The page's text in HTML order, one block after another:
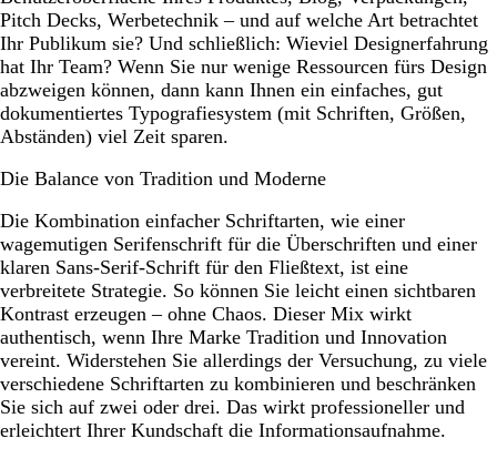
Pitch Decks, Werbetechnik – und auf welche Art betrachtet
Ihr Publikum sie? Und schließlich: Wieviel Designerfahrung
hat Ihr Team? Wenn Sie nur wenige Ressourcen fürs Design
abzweigen können, dann kann Ihnen ein einfaches, gut
dokumentiertes Typografiesystem (mit Schriften, Größen,
Abständen) viel Zeit sparen.
Die Balance von Tradition und Moderne
Die Kombination einfacher Schriftarten, wie einer
wagemutigen Serifenschrift für die Überschriften und einer
klaren Sans-Serif-Schrift für den Fließtext, ist eine
verbreitete Strategie. So können Sie leicht einen sichtbaren
Kontrast erzeugen – ohne Chaos. Dieser Mix wirkt
authentisch, wenn Ihre Marke Tradition und Innovation
vereint. Widerstehen Sie allerdings der Versuchung, zu viele
verschiedene Schriftarten zu kombinieren und beschränken
Sie sich auf zwei oder drei. Das wirkt professioneller und
erleichtert Ihrer Kundschaft die Informationsaufnahme.